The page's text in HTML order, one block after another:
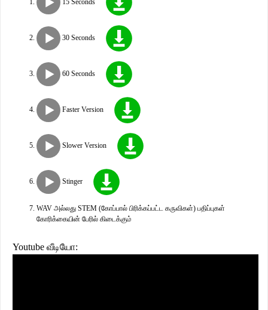
30 Seconds
60 Seconds
Faster Version
Slower Version
Stinger
WAV அல்லது STEM (கோப்பால் பிரிக்கப்பட்ட கருவிகள்) பதிப்புகள்
கோரிக்கையின் பேரில் கிடைக்கும்
Youtube வீடியோ: